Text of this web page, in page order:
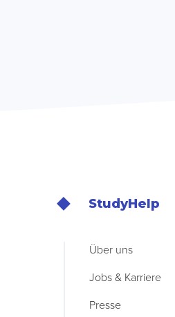
StudyHelp
Über uns
Jobs & Karriere
Presse